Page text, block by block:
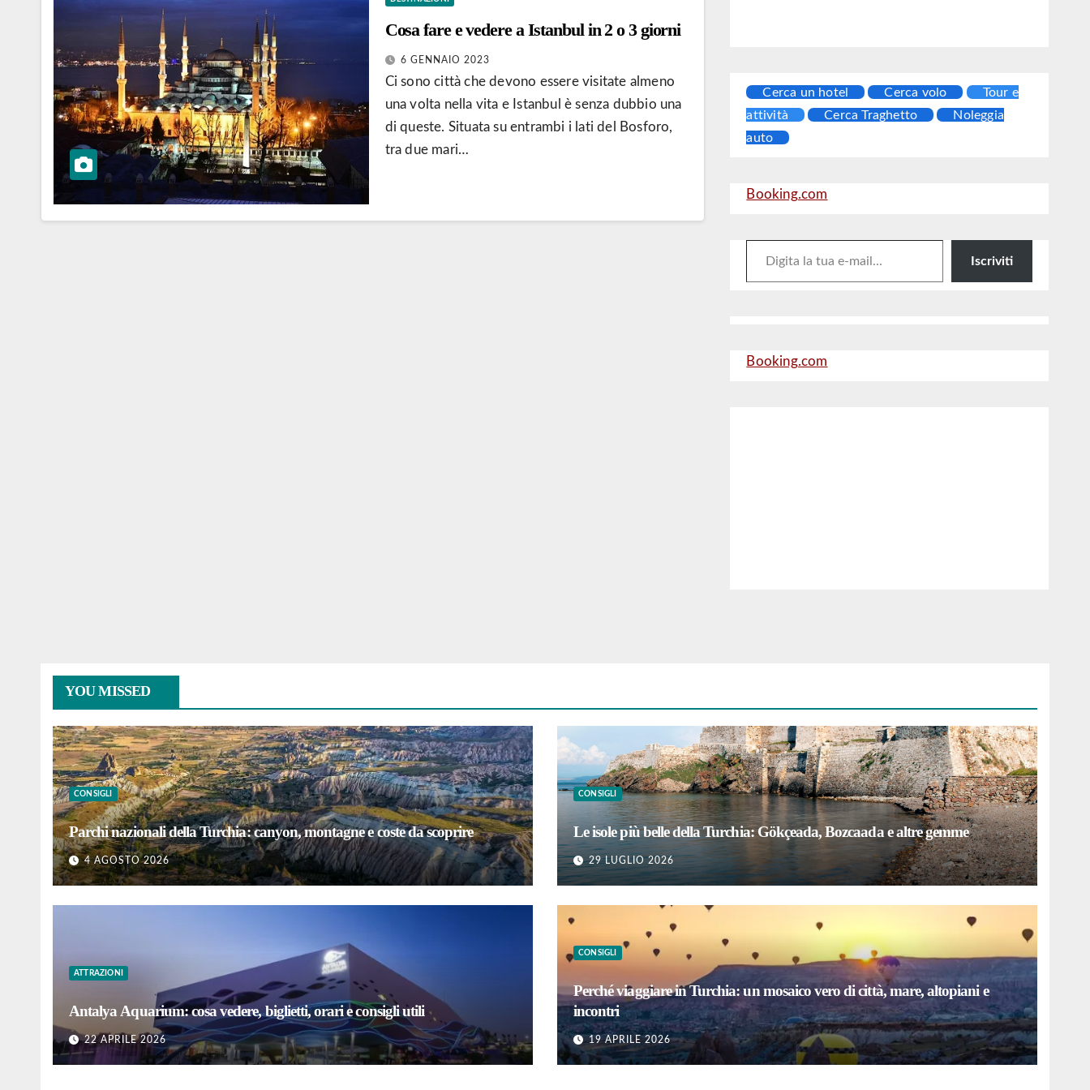
Cosa fare e vedere a Istanbul in 2 o 3 giorni
6 GENNAIO 2023
Ci sono città che devono essere visitate almeno
una volta nella vita e Istanbul è senza dubbio una
di queste. Situata su entrambi i lati del Bosforo,
tra due mari…
Cerca un hotel Cerca volo
Tour e
attività
Cerca Traghetto
Noleggia
auto
Booking.com
Digita la tua e-mail...
Iscriviti
Booking.com
YOU MISSED
CONSIGLI
Parchi nazionali della Turchia: canyon, montagne e coste da scoprire
4 AGOSTO 2026
CONSIGLI
Le isole più belle della Turchia: Gökçeada, Bozcaada e altre gemme
29 LUGLIO 2026
ATTRAZIONI
Antalya Aquarium: cosa vedere, biglietti, orari e consigli utili
22 APRILE 2026
CONSIGLI
Perché viaggiare in Turchia: un mosaico vero di città, mare, altopiani e
incontri
19 APRILE 2026